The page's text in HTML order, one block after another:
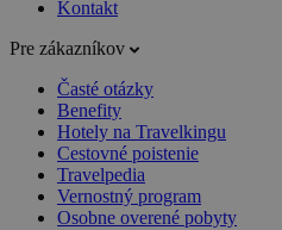
Kontakt
Pre zákazníkov
Časté otázky
Benefity
Hotely na Travelkingu
Cestovné poistenie
Travelpedia
Vernostný program
Osobne overené pobyty